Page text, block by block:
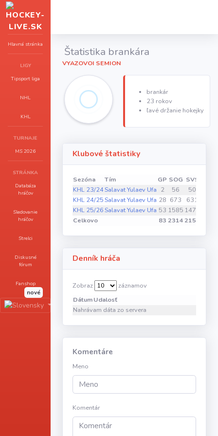
Hlavná stránka
LIGY
Tipsport liga
NHL
KHL
TURNAJE
MS 2026
STRÁNKA
Databáza
hráčov
Sledovanie
hráčov
Strelci
Diskusné
fórum
Fanshop
nové
Štatistika brankára
VYAZOVOI SEMION
brankár
23 rokov
ľavé držanie hokejky
Klubové štatistiky
Sezóna Tím GP SOG SVS
KHL 23/24Salavat Yulaev Ufa 2 56 50
KHL 24/25Salavat Yulaev Ufa 28 673 631
KHL 25/26Salavat Yulaev Ufa 53 1585 1476
Celkovo
83 2314 2157
Denník hráča
Zobraz
záznamov
DátumUdalosť
Nahrávam dáta zo servera
Komentáre
Meno
Komentár